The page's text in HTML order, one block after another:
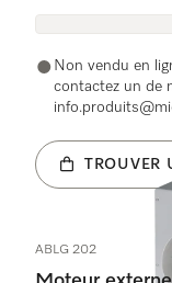
Non vendu en
contactez un de
TROUVER
ABLG 202